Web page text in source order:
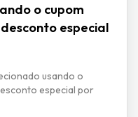
o cupom
especial
usando o
especial por